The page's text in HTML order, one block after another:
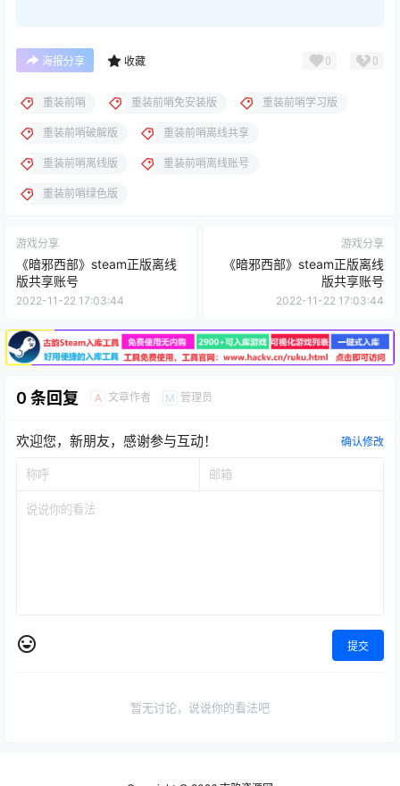
海报分享 收藏 0 0
重装前哨 重装前哨免安装版 重装前哨学习版
重装前哨破解版 重装前哨离线共享
重装前哨离线版 重装前哨离线账号
重装前哨绿色版
游戏分享
《暗邪西部》steam正版离线
版共享账号
2022-11-22 17:03:44
游戏分享
《暗邪西部》steam正版离线
版共享账号
2022-11-22 17:03:44
0 条回复 A 文章作者 M 管理员
欢迎您，新朋友，感谢参与互动！ 确认修改
提交
暂无讨论，说说你的看法吧